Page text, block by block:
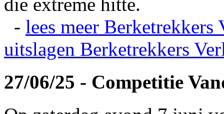
- lees meer Berketrekkers
uitslagen Berketrekkers
27/06/25 - Competitie